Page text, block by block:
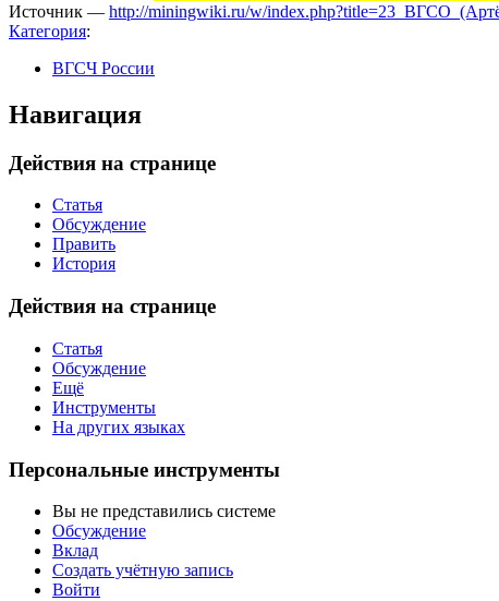
Источник — http://miningwiki.ru/w/
Категория:
ВГСЧ России
Навигация
Действия на странице
Статья
Обсуждение
Править
История
Действия на странице
Статья
Обсуждение
Ещё
Инструменты
На других языках
Персональные инструменты
Вы не представились системе
Обсуждение
Вклад
Создать учётную запись
Войти